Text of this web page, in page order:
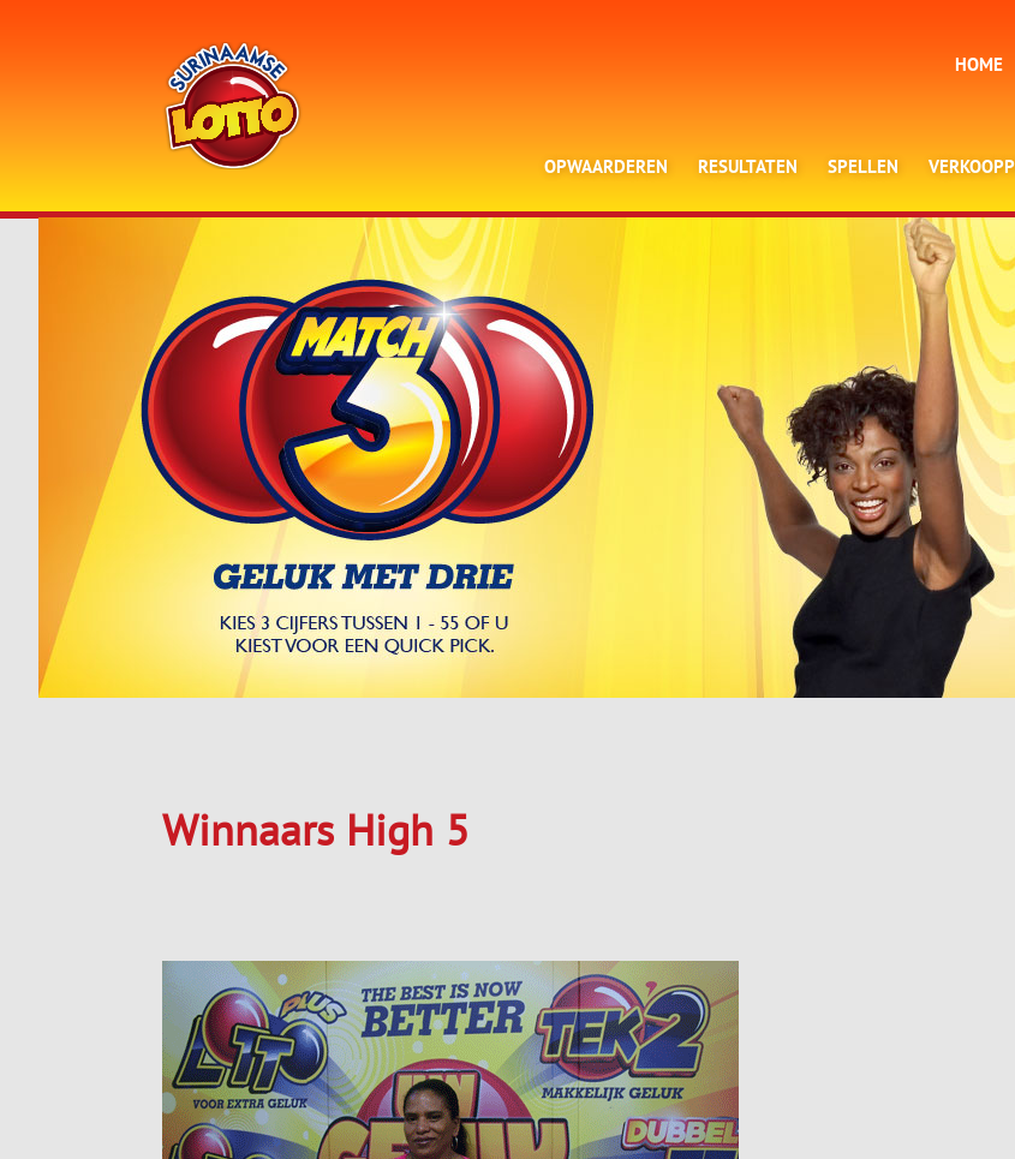
HOME
OPWAARDEREN RESULTATEN SPELLEN
Winnaars High 5